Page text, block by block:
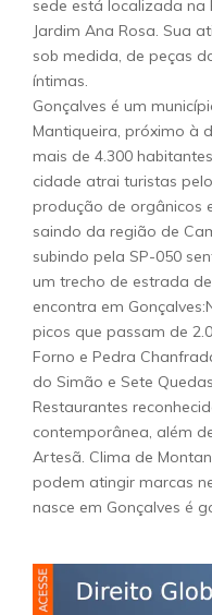
sede está localizada na
Jardim Ana Rosa. Sua
sob medida, de peças
íntimas.
Gonçalves é um
Mantiqueira, próximo à
mais de 4.300
cidade atrai turistas
produção de orgânicos
saindo da região de
subindo pela SP-050
um trecho de estrada
encontra em
picos que passam de
Forno e Pedra
do Simão e Sete
Restaurantes
contemporânea, além
Artesã. Clima de
podem atingir marcas
nasce em Gonçalves é